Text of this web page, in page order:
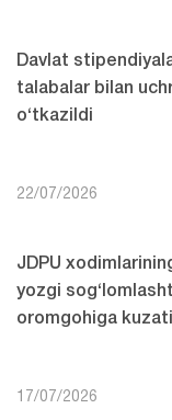
Davlat
talabalar bilan
o‘tkazildi
22/07/2026
JDPU
yozgi
oromgohiga
17/07/2026